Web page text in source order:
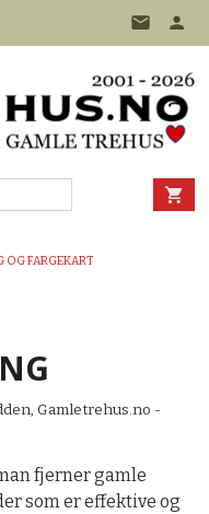
OG FARGEKART
Gamletrehus.no -
fjerner gamle
som er effektive og